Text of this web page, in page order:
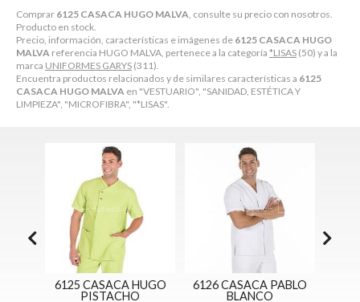
Comprar 6125 CASACA HUGO MALVA, consulte su precio con nosotros.
Producto en stock.
Precio, información, características e imágenes de 6125 CASACA HUGO
MALVA referencia HUGO MALVA, pertenece a la categoría *LISAS (50) y a la
marca UNIFORMES GARYS (311).
Encuentra productos relacionados y de similares características a 6125
CASACA HUGO MALVA en "VESTUARIO", "SANIDAD, ESTÉTICA Y
LIMPIEZA", "MICROFIBRA", "*LISAS".
6125 CASACA HUGO
PISTACHO
6126 CASACA PABLO
BLANCO